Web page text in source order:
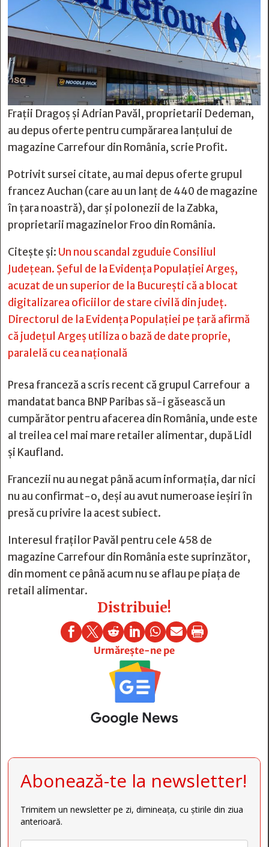
Frații Dragoș și Adrian Pavăl, proprietarii Dedeman,
au depus oferte pentru cumpărarea lanțului de
magazine Carrefour din România, scrie Profit.
Potrivit sursei citate, au mai depus oferte grupul
francez Auchan (care au un lanț de 440 de magazine
în țara noastră), dar și polonezii de la Zabka,
proprietarii magazinelor Froo din România.
Citește și: Un nou scandal zguduie Consiliul
Judeţean. Şeful de la Evidenţa Populaţiei Argeş,
acuzat de un superior de la Bucureşti că a blocat
digitalizarea oficiilor de stare civilă din judeţ.
Directorul de la Evidenţa Populaţiei pe ţară afirmă
că judeţul Argeş utiliza o bază de date proprie,
paralelă cu cea naţională
Presa franceză a scris recent că grupul Carrefour a
mandatat banca BNP Paribas să-i găsească un
cumpărător pentru afacerea din România, unde este
al treilea cel mai mare retailer alimentar, după Lidl
și Kaufland.
Francezii nu au negat până acum informația, dar nici
nu au confirmat-o, deși au avut numeroase ieșiri în
presă cu privire la acest subiect.
Interesul fraților Pavăl pentru cele 458 de
magazine Carrefour din România este suprinzător,
din moment ce până acum nu se aflau pe piața de
retail alimentar.
Distribuie!
     

Urmărește-ne pe
Abonează-te la newsletter!
Trimitem un newsletter pe zi, dimineața, cu știrile din ziua
anterioară.